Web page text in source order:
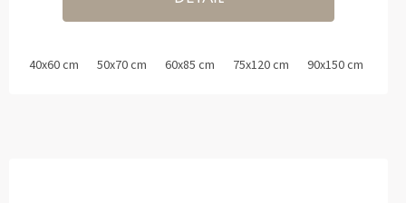
40x60 cm 50x70 cm 60x85 cm 75x120 cm 90x150 cm